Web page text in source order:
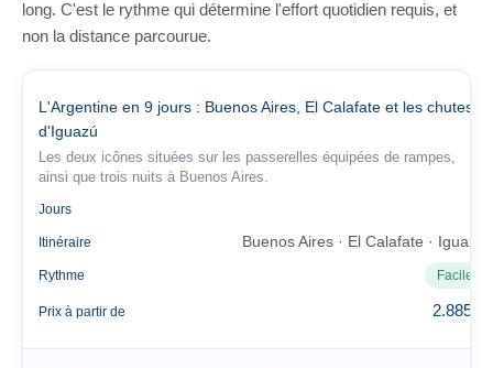
long. C'est le rythme qui détermine l'effort quotidien requis, et
non la distance parcourue.
L'Argentine en 9 jours : Buenos Aires, El Calafate et les chutes
d'Iguazú
Les deux icônes situées sur les passerelles équipées de rampes,
ainsi que trois nuits à Buenos Aires.
Jours
Itinéraire Buenos Aires · El Calafate · Iguazú
Rythme Facile
Prix à partir de 2.885 €